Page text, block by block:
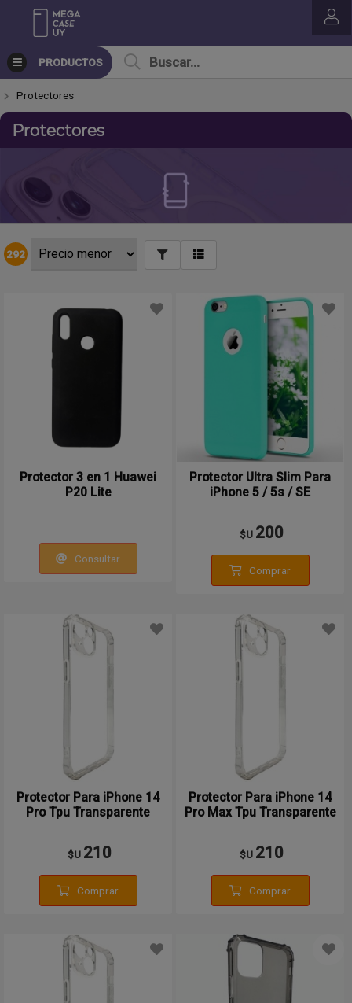
PRODUCTOS
Protectores
Protectores
292
Protector 3 en 1 Huawei
P20 Lite
Consultar
Protector Ultra Slim Para
iPhone 5 / 5s / SE
$U 200
Comprar
Protector Para iPhone 14
Pro Tpu Transparente
$U 210
Comprar
Protector Para iPhone 14
Pro Max Tpu Transparente
$U 210
Comprar